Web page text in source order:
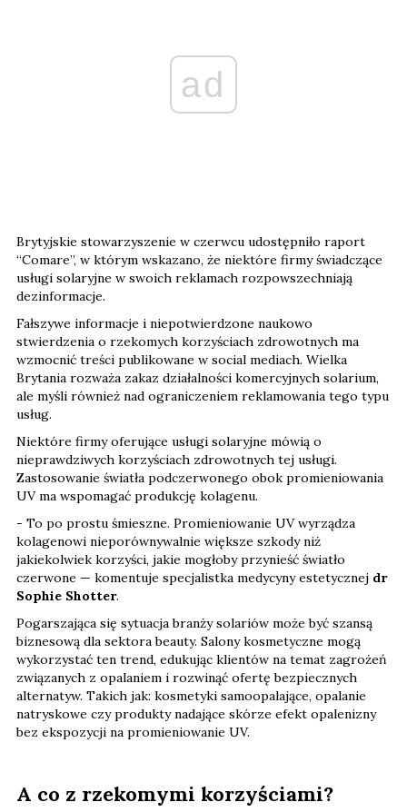
ad
Brytyjskie stowarzyszenie w czerwcu udostępniło raport
“Comare”, w którym wskazano, że niektóre firmy świadczące
usługi solaryjne w swoich reklamach rozpowszechniają
dezinformacje.
Fałszywe informacje i niepotwierdzone naukowo
stwierdzenia o rzekomych korzyściach zdrowotnych ma
wzmocnić treści publikowane w social mediach. Wielka
Brytania rozważa zakaz działalności komercyjnych solarium,
ale myśli również nad ograniczeniem reklamowania tego typu
usług.
Niektóre firmy oferujące usługi solaryjne mówią o
nieprawdziwych korzyściach zdrowotnych tej usługi.
Zastosowanie światła podczerwonego obok promieniowania
UV ma wspomagać produkcję kolagenu.
- To po prostu śmieszne. Promieniowanie UV wyrządza
kolagenowi nieporównywalnie większe szkody niż
jakiekolwiek korzyści, jakie mogłoby przynieść światło
czerwone — komentuje specjalistka medycyny estetycznej dr
Sophie Shotter.
Pogarszająca się sytuacja branży solariów może być szansą
biznesową dla sektora beauty. Salony kosmetyczne mogą
wykorzystać ten trend, edukując klientów na temat zagrożeń
związanych z opalaniem i rozwinąć ofertę bezpiecznych
alternatyw. Takich jak: kosmetyki samoopalające, opalanie
natryskowe czy produkty nadające skórze efekt opalenizny
bez ekspozycji na promieniowanie UV.
A co z rzekomymi korzyściami?